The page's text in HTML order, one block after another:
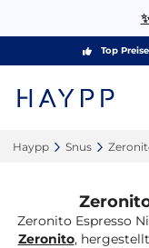
Top Preise
Haypp‎ Snus‎
Zeronito Espresso
Zeronito,